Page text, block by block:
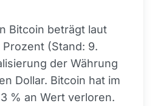
Bitcoin beträgt laut
(Stand: 9.
der Währung
Dollar. Bitcoin hat im
% an Wert verloren.